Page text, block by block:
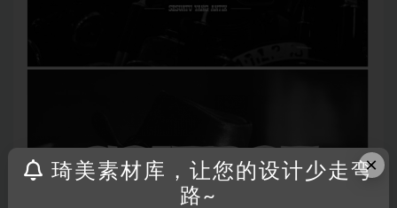
×
琦美素材库，让您的设计少走弯
路~